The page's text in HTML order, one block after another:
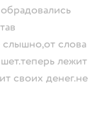
слышно,от слова
лежит
своих денег.не